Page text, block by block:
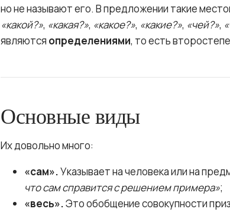
но не называют его. В предложении такие
«какой?», «какая?», «какое?», «какие?», «чей?»,
являются определениями, то есть
Основные виды
Их довольно много:
«сам».Указывает на человека или на
что сам справится с решением примера»;
«весь».Это обобщение совокупности